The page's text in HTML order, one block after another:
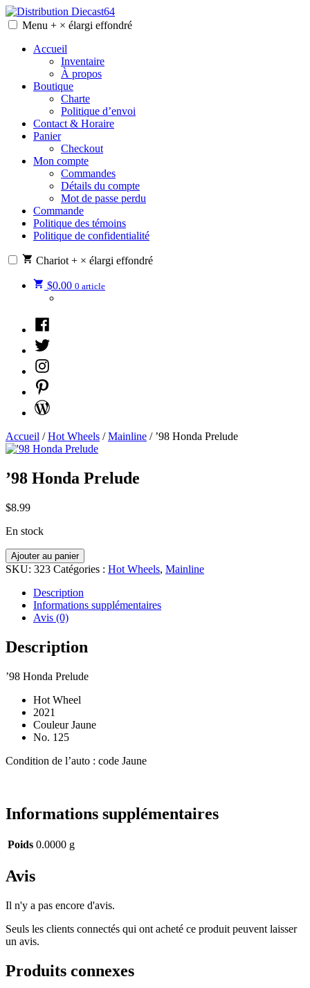
Skip
to
Distribution Diecast64
Une passion, un mode de vie.
Menu + × élargi effondré
Accueil
Inventaire
À propos
Boutique
Charte
Politique d’envoi
Contact & Horaire
Panier
Checkout
Mon compte
Commandes
Détails du compte
Mot de passe perdu
Commande
Politique des témoins
Politique de confidentialité
Chariot + × élargi effondré
$0.00 0 article
Facebook
Twitter
Instagram
Pinterest
WordPress
Accueil /Hot Wheels /Mainline / ’98 Honda Prelude
’98 Honda Prelude
$8.99
En stock
quantité
'98
Prelude
Ajouter au panier
SKU: 323 Catégories : Hot Wheels, Mainline
Description
Informations supplémentaires
Avis (0)
Description
’98 Honda Prelude
Hot Wheel
2021
Couleur Jaune
No. 125
Condition de l’auto : code Jaune
Informations supplémentaires
Poids 0.0000 g
Avis
Il n'y a pas encore d'avis.
Seuls les clients connectés qui ont acheté ce produit peuvent laisser
un avis.
Produits connexes